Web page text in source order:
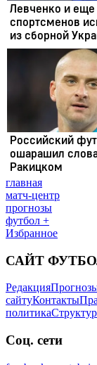
главная
матч-центр
прогнозы
футбол +
Избранное
САЙТ
Редакция
сайтуКонтакты
политика
Соц. сети